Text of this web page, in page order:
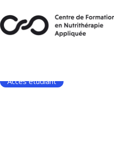
Accès étudiant